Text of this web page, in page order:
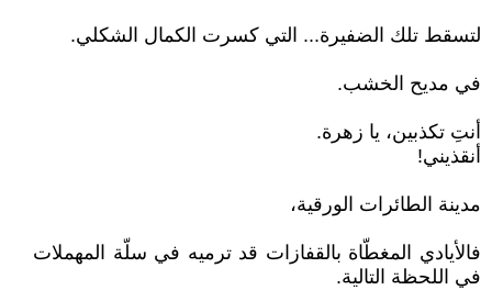
لتسقط تلك الضفيرة... التي كسرت الكمال الشكلي.
في مديح الخشب.
أنتِ تكذبين، يا زهرة.
أنقذيني!
مدينة الطائرات الورقية،
فالأيادي المغطّاة بالقفازات قد ترميه في سلّة المهملات
في اللحظة التالية.